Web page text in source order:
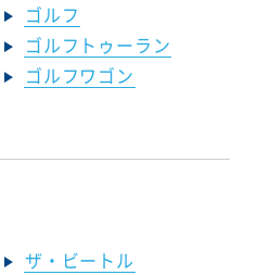
ゴルフ
ゴルフトゥーラン
ゴルフワゴン
ザ・ビートル